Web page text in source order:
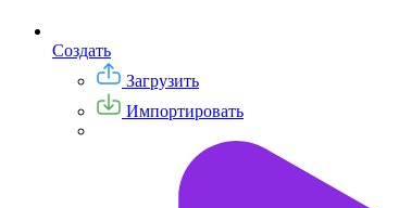
Создать
Загрузить
Импортировать